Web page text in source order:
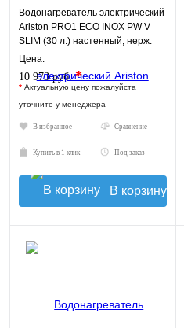
Водонагреватель электрический
Ariston PRO1 ECO INOX PW V
SLIM (30 л.) настенный, нерж.
сталь, ТЭН 2
Цена:
10 973 руб.*
* Актуальную цену пожалуйста
уточните у менеджера
В избранное Сравнение
Купить в 1 клик Под заказ
В корзину